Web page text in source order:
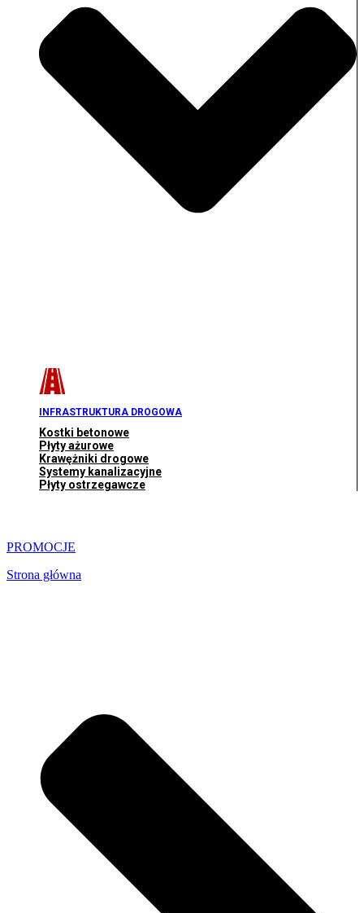
INFRASTRUKTURA DROGOWA
Kostki betonowe
Płyty ażurowe
Krawężniki drogowe
Systemy kanalizacyjne
Płyty ostrzegawcze
PROMOCJE
Strona główna